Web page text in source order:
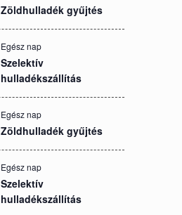
Zöldhulladék gyűjtés
Egész nap
Szelektív
hulladékszállítás
Egész nap
Zöldhulladék gyűjtés
Egész nap
Szelektív
hulladékszállítás